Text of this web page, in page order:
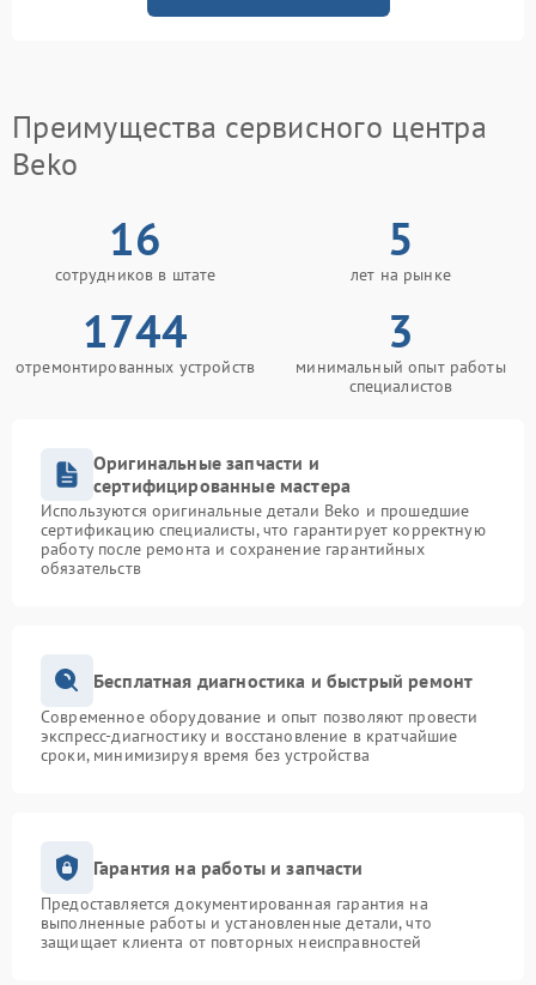
Преимущества сервисного центра
Beko
16
сотрудников в штате
5
лет на рынке
1744
отремонтированных устройств
3
минимальный опыт работы
специалистов
Оригинальные запчасти и
сертифицированные мастера
Используются оригинальные детали Beko и прошедшие
сертификацию специалисты, что гарантирует корректную
работу после ремонта и сохранение гарантийных
обязательств
Бесплатная диагностика и быстрый ремонт
Современное оборудование и опыт позволяют провести
экспресс-диагностику и восстановление в кратчайшие
сроки, минимизируя время без устройства
Гарантия на работы и запчасти
Предоставляется документированная гарантия на
выполненные работы и установленные детали, что
защищает клиента от повторных неисправностей